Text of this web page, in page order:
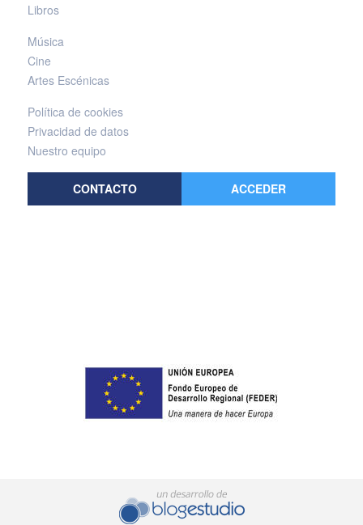
Libros
Música
Cine
Artes Escénicas
Política de cookies
Privacidad de datos
Nuestro equipo
CONTACTO ACCEDER